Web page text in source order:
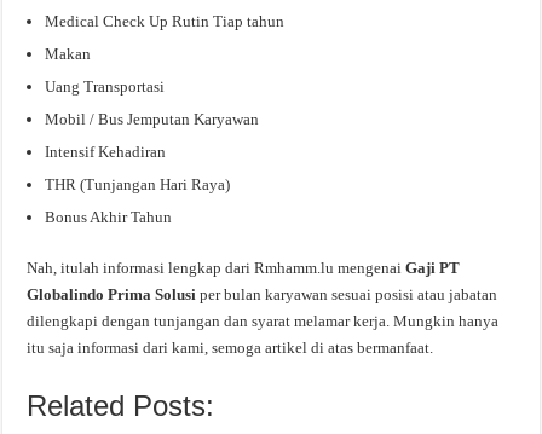
Medical Check Up Rutin Tiap tahun
Makan
Uang Transportasi
Mobil / Bus Jemputan Karyawan
Intensif Kehadiran
THR (Tunjangan Hari Raya)
Bonus Akhir Tahun
Nah, itulah informasi lengkap dari Rmhamm.lu mengenaiGaji PT
Globalindo Prima Solusiper bulan karyawan sesuai posisi atau jabatan
dilengkapi dengan tunjangan dan syarat melamar kerja. Mungkin hanya
itu saja informasi dari kami, semoga artikel di atas bermanfaat.
Related Posts: